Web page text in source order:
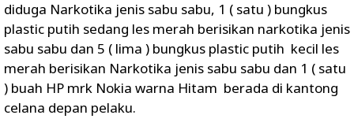
diduga Narkotika jenis sabu sabu, 1 ( satu ) bungkus
plastic putih sedang les merah berisikan narkotika jenis
sabu sabu dan 5 ( lima ) bungkus plastic putih kecil les
merah berisikan Narkotika jenis sabu sabu dan 1 ( satu
) buah HP mrk Nokia warna Hitam berada di kantong
celana depan pelaku.